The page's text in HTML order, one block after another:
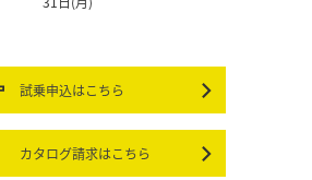
試乗申込はこちら
カタログ請求はこちら